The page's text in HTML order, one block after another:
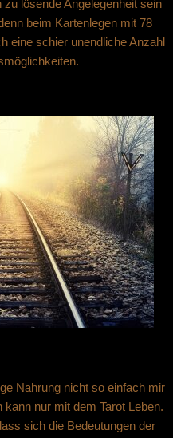
lösende Angelegenheit sein
beim Kartenlegen mit 78
eine schier unendliche Anzahl
Nahrung nicht so einfach mir
nur mit dem Tarot Leben.
sich die Bedeutungen der